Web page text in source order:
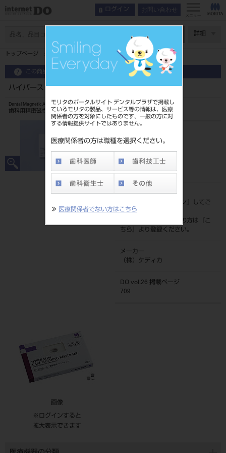
モリタのポータルサイト デンタルプラザで掲載し
ているモリタの製品、サービス等の情報は、医療
関係者の方を対象にしたものです。一般の方に対
する情報提供サイトではありません。
医療関係者の方は職種を選択ください。
≫ 医療関係者でない方はこちら
ログイン お問い合わせ
メニュー
詳細
トップページ ハイパースリム 鋳接用 キーパーセット 5213
この商品に関するお問い合わせ
ハイパースリム 鋳接用 キーパーセット 5213
Dental Magnetic Attachment
歯科用精密磁性アタッチメント
2023501025213
JAN/EANコード
標準価格
ログイン
』してご
覧ください。
ネット会員登録がまだの方は『
こ
ちら
』より登録ください。
メーカー
（株）ケディカ
DO vol.26 掲載ページ
709
画像
※ログインすると
拡大表示できます